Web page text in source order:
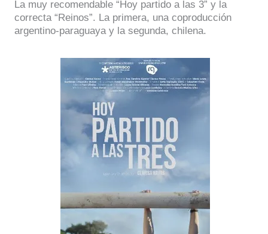
La muy recomendable “Hoy partido a las 3” y la
correcta “Reinos”. La primera, una coproducción
argentino-paraguaya y la segunda, chilena.